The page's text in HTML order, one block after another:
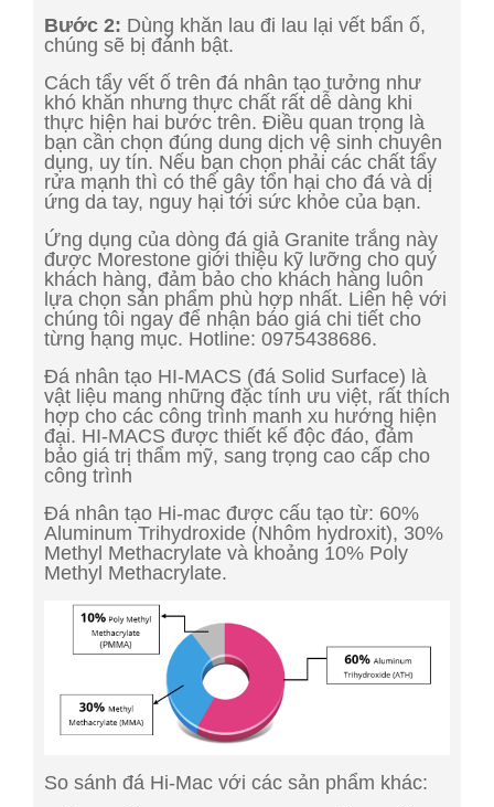
Bước 2: Dùng khăn lau đi lau lại vết bẩn ố,
chúng sẽ bị đánh bật.
Cách tẩy vết ố trên đá nhân tạo tưởng như
khó khăn nhưng thực chất rất dễ dàng khi
thực hiện hai bước trên. Điều quan trọng là
bạn cần chọn đúng dung dịch vệ sinh chuyên
dụng, uy tín. Nếu bạn chọn phải các chất tẩy
rửa mạnh thì có thể gây tổn hại cho đá và dị
ứng da tay, nguy hại tới sức khỏe của bạn.
Ứng dụng của dòng đá giả Granite trắng này
được Morestone giới thiệu kỹ lưỡng cho quý
khách hàng, đảm bảo cho khách hàng luôn
lựa chọn sản phẩm phù hợp nhất. Liên hệ với
chúng tôi ngay để nhận báo giá chi tiết cho
từng hạng mục. Hotline: 0975438686.
Đá nhân tạo HI-MACS (đá Solid Surface) là
vật liệu mang những đặc tính ưu việt, rất thích
hợp cho các công trình manh xu hướng hiện
đại. HI-MACS được thiết kế độc đáo, đảm
bảo giá trị thẩm mỹ, sang trọng cao cấp cho
công trình
Đá nhân tạo Hi-mac được cấu tạo từ: 60%
Aluminum Trihydroxide (Nhôm hydroxit), 30%
Methyl Methacrylate và khoảng 10% Poly
Methyl Methacrylate.
So sánh đá Hi-Mac với các sản phẩm khác: